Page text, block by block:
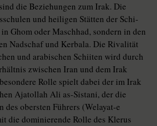
die Beziehungen zum Irak. Die
und heiligen Stätten der Schi­
Ghom oder Maschhad, sondern in den
Nadschaf und Kerbala. Die Rivalität
und arabischen Schiiten wird durch
zwischen Iran und dem Irak
Rolle spielt dabei der im Irak
Ajatollah Ali as-Sistani, der die
des obersten Führers (Welayat-e
die dominierende Rolle des Klerus